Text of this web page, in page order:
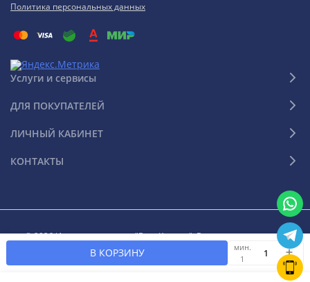
В КОРЗИНУ
мин.
1
Политика персональных данных
Услуги и сервисы
ДЛЯ ПОКУПАТЕЛЕЙ
ЛИЧНЫЙ КАБИНЕТ
КОНТАКТЫ
© 2026 Интернет-магазин "Ваш Климат". Все права защищены